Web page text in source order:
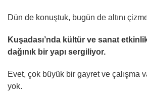
Dün de konuştuk, bugün de altını
Kuşadası’nda kültür ve sanat
dağınık bir yapı sergiliyor.
Evet, çok büyük bir gayret ve çalışma
yok.